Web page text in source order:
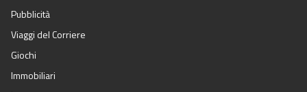
Pubblicità
Viaggi del Corriere
Giochi
Immobiliari